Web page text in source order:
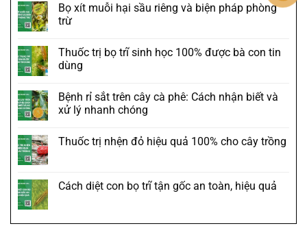
Bọ xít muỗi hại sầu riêng và biện pháp phòng
trừ
Thuốc trị bọ trĩ sinh học 100% được bà con tin
dùng
Bệnh rỉ sắt trên cây cà phê: Cách nhận biết và
xử lý nhanh chóng
Thuốc trị nhện đỏ hiệu quả 100% cho cây trồng
Cách diệt con bọ trĩ tận gốc an toàn, hiệu quả